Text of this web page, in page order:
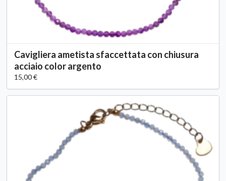
Cavigliera ametista sfaccettata con chiusura
acciaio color argento
15,00 €